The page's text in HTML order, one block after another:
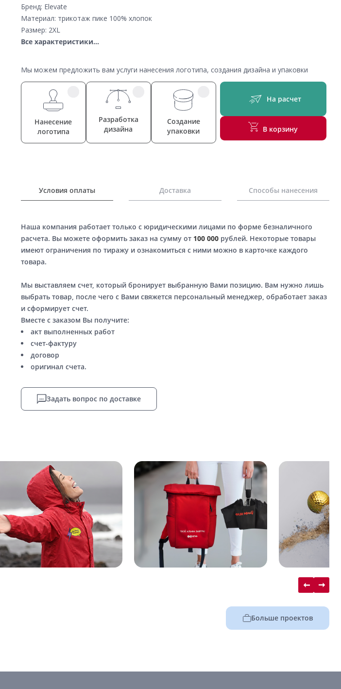
Бренд: Elevate
Материал: трикотаж пике 100% хлопок
Размер: 2XL
Все характеристики...
Мы можем предложить вам услуги нанесения логотипа, создания дизайна и упаковки
Нанесение
логотипа
Разработка
дизайна
Создание
упаковки
На расчет
В корзину
Условия оплаты Доставка Способы нанесения
Наша компания работает только с юридическими лицами по форме безналичного
расчета. Вы можете оформить заказ на сумму от 100 000рублей. Некоторые товары
имеют ограничения по тиражу и ознакомиться с ними можно в карточке каждого
товара.
Мы выставляем счет, который бронирует выбранную Вами позицию. Вам нужно лишь
выбрать товар, после чего с Вами свяжется персональный менеджер, обработает заказ
и сформирует счет.
Вместе с заказом Вы получите:
акт выполненных работ
счет-фактуру
договор
оригинал счета.
Задать вопрос по доставке
Больше проектов